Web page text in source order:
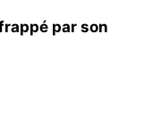
par son